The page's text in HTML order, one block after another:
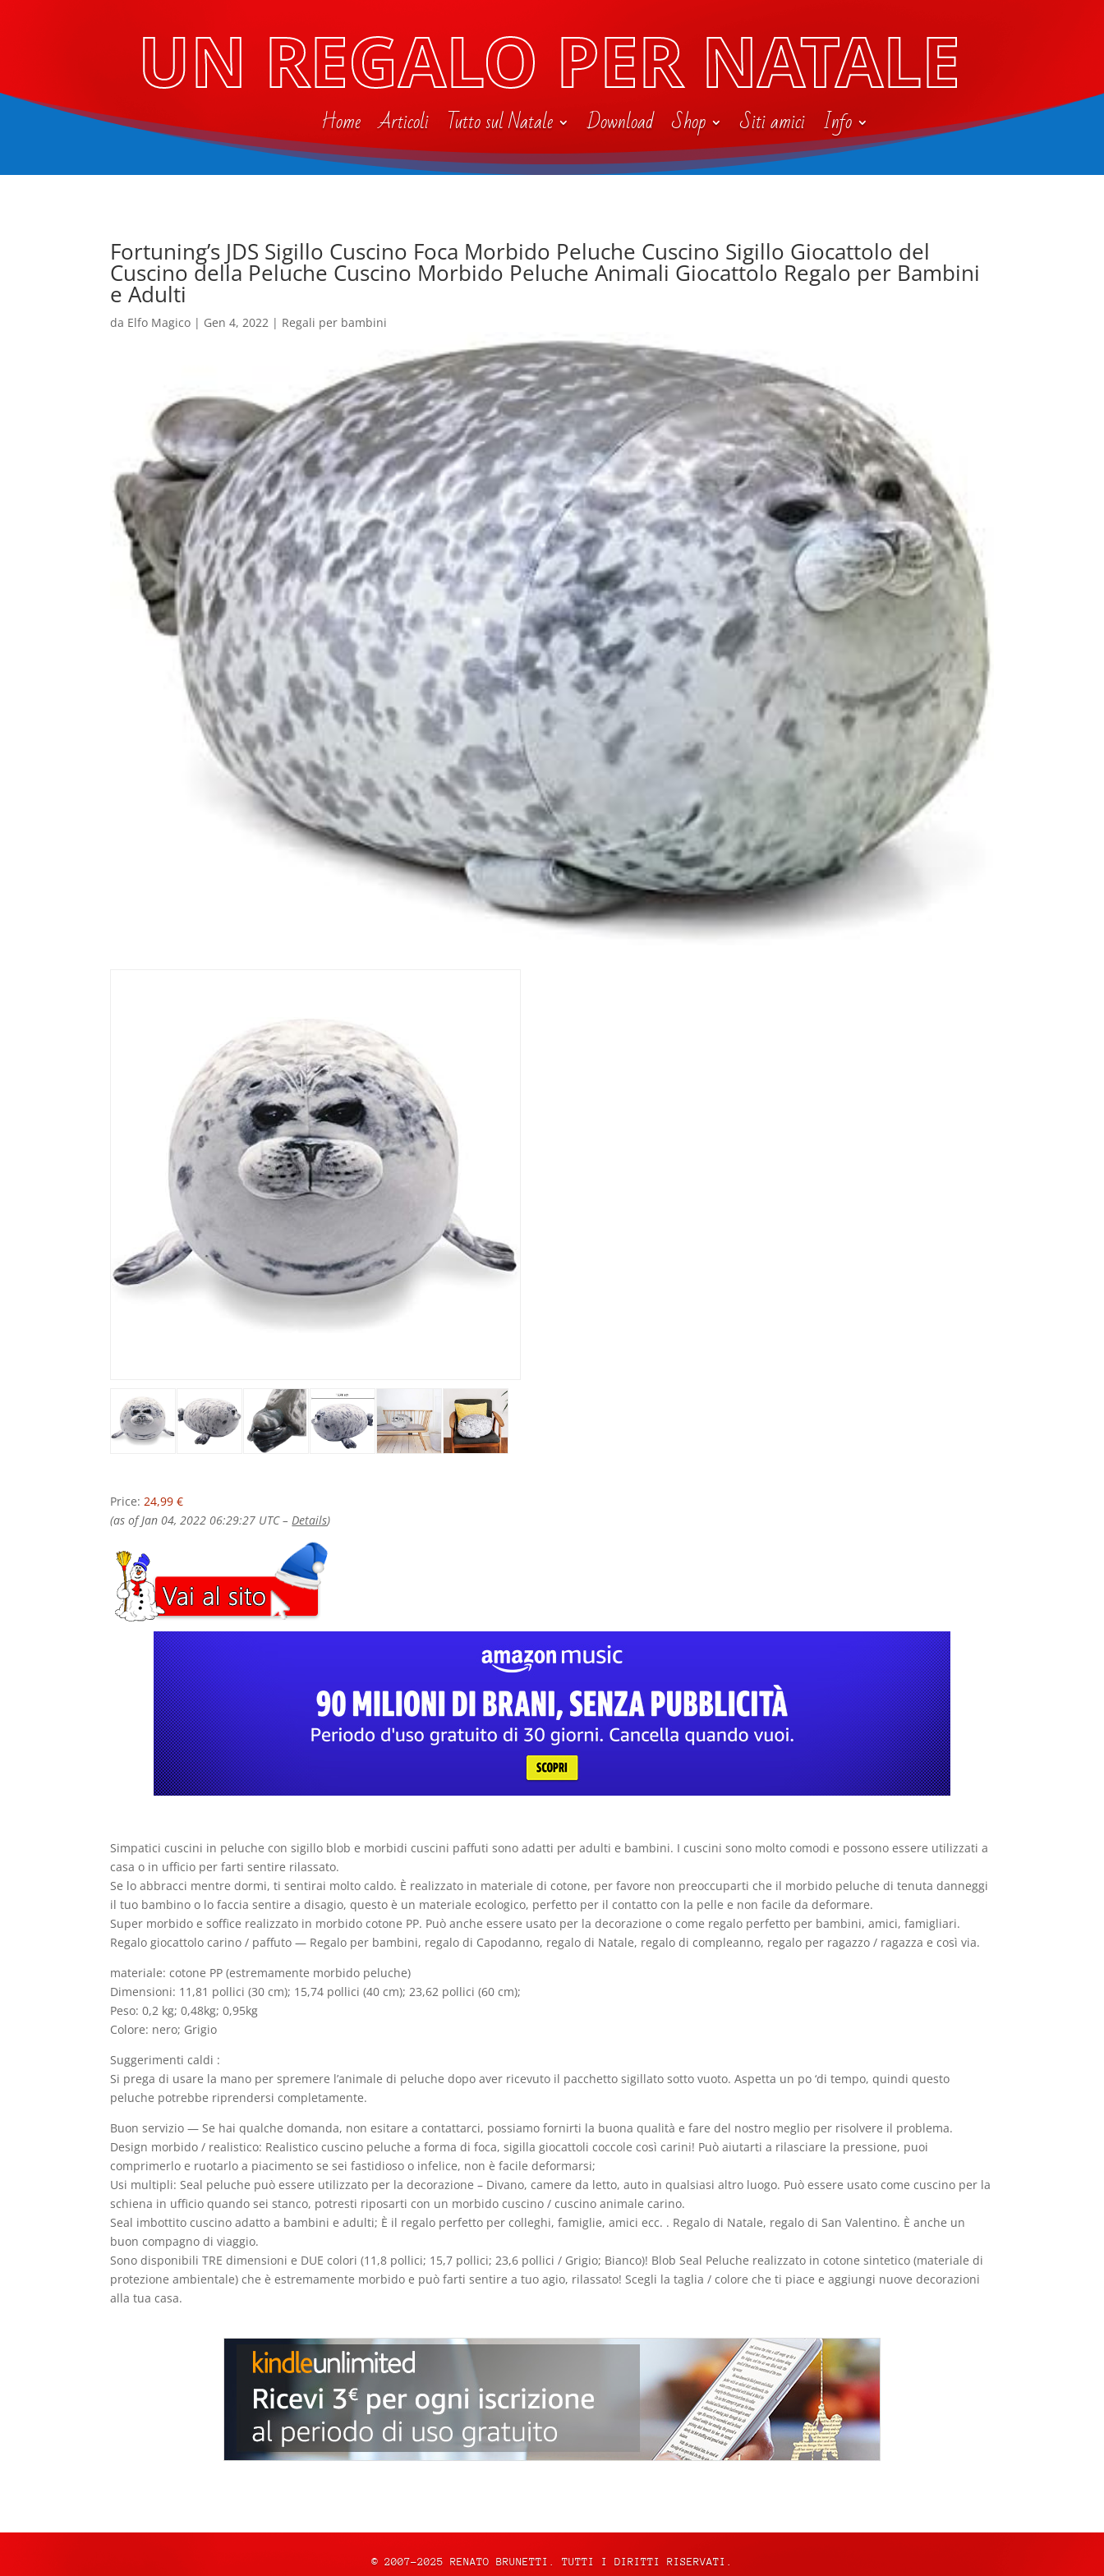
UN REGALO PER NATALE
Home Articoli Tutto sul Natale Download Shop Siti amici Info
Fortuning’s JDS Sigillo Cuscino Foca Morbido Peluche Cuscino Sigillo Giocattolo del
Cuscino della Peluche Cuscino Morbido Peluche Animali Giocattolo Regalo per Bambini
e Adulti
da Elfo Magico | Gen 4, 2022 | Regali per bambini
Price:24,99 €
(as of Jan 04, 2022 06:29:27 UTC –Details)
Simpatici cuscini in peluche con sigillo blob e morbidi cuscini paffuti sono adatti per adulti e bambini. I cuscini sono molto comodi e possono essere utilizzati a
casa o in ufficio per farti sentire rilassato.
Se lo abbracci mentre dormi, ti sentirai molto caldo. È realizzato in materiale di cotone, per favore non preoccuparti che il morbido peluche di tenuta danneggi
il tuo bambino o lo faccia sentire a disagio, questo è un materiale ecologico, perfetto per il contatto con la pelle e non facile da deformare.
Super morbido e soffice realizzato in morbido cotone PP. Può anche essere usato per la decorazione o come regalo perfetto per bambini, amici, famigliari.
Regalo giocattolo carino / paffuto — Regalo per bambini, regalo di Capodanno, regalo di Natale, regalo di compleanno, regalo per ragazzo / ragazza e così via.
materiale:cotone PP (estremamente morbido peluche)
Dimensioni: 11,81 pollici (30 cm); 15,74 pollici (40 cm); 23,62 pollici (60 cm);
Peso: 0,2 kg; 0,48kg; 0,95kg
Colore: nero; Grigio
Suggerimenti caldi :
Si prega di usare la mano per spremere l’animale di peluche dopo aver ricevuto il pacchetto sigillato sotto vuoto. Aspetta un po ‘di tempo, quindi questo
peluche potrebbe riprendersi completamente.
Buon servizio— Se hai qualche domanda, non esitare a contattarci, possiamo fornirti la buona qualità e fare del nostro meglio per risolvere il problema.
Design morbido / realistico: Realistico cuscino peluche a forma di foca, sigilla giocattoli coccole così carini! Può aiutarti a rilasciare la pressione, puoi
comprimerlo e ruotarlo a piacimento se sei fastidioso o infelice, non è facile deformarsi;
Usi multipli: Seal peluche può essere utilizzato per la decorazione – Divano, camere da letto, auto in qualsiasi altro luogo. Può essere usato come cuscino per la
schiena in ufficio quando sei stanco, potresti riposarti con un morbido cuscino / cuscino animale carino.
Seal imbottito cuscino adatto a bambini e adulti; È il regalo perfetto per colleghi, famiglie, amici ecc. . Regalo di Natale, regalo di San Valentino. È anche un
buon compagno di viaggio.
Sono disponibili TRE dimensioni e DUE colori (11,8 pollici; 15,7 pollici; 23,6 pollici / Grigio; Bianco)! Blob Seal Peluche realizzato in cotone sintetico (materiale di
protezione ambientale) che è estremamente morbido e può farti sentire a tuo agio, rilassato! Scegli la taglia / colore che ti piace e aggiungi nuove decorazioni
alla tua casa.
© 2007-2025 RENATO BRUNETTI. TUTTI I DIRITTI RISERVATI.